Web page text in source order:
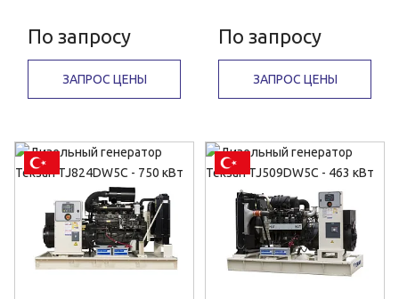
По запросу
ЗАПРОС ЦЕНЫ
По запросу
ЗАПРОС ЦЕНЫ